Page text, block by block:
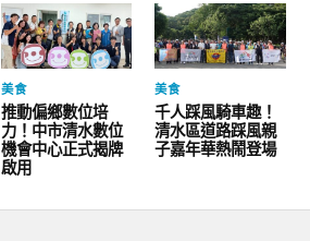
美食
推動偏鄉數位培
力！中市清水數位
機會中心正式揭牌
啟用
美食
千人踩風騎車趣！
清水區道路踩風親
子嘉年華熱鬧登場